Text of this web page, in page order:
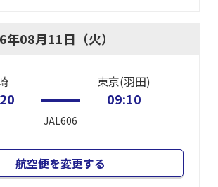
年08月11日（火）
JAL606
東京(羽田)
09:10
航空便を変更する